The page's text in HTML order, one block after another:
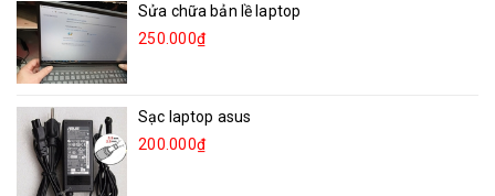
Sửa chữa bản lề laptop
250.000₫
Sạc laptop asus
200.000₫